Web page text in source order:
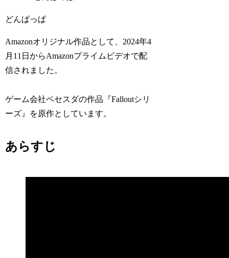
どんぱっぱ
Amazonオリジナル作品として、2024年4
月11日からAmazonプライムビデオで配
信されました。
ゲーム会社ベセスダの作品『Falloutシリ
ーズ』を原作としています。
あらすじ